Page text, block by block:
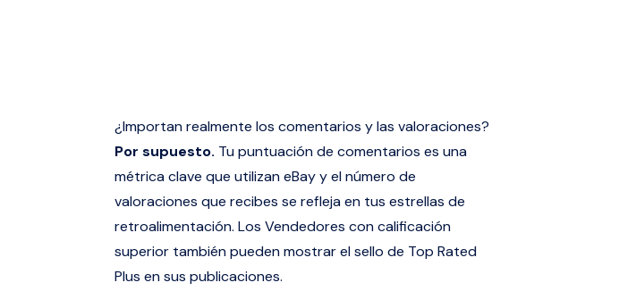
¿Importan realmente los comentarios y las valoraciones?
Por supuesto. Tu puntuación de comentarios es una
métrica clave que utilizan eBay y el número de
valoraciones que recibes se refleja en tus estrellas de
retroalimentación. Los Vendedores con calificación
superior también pueden mostrar el sello de Top Rated
Plus en sus publicaciones.